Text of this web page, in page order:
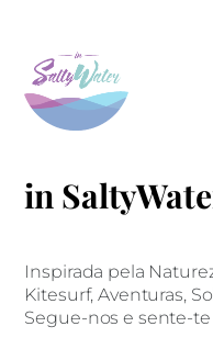
in
Inspirada pela
Kitesurf, Aventuras,
Segue-nos e sente-